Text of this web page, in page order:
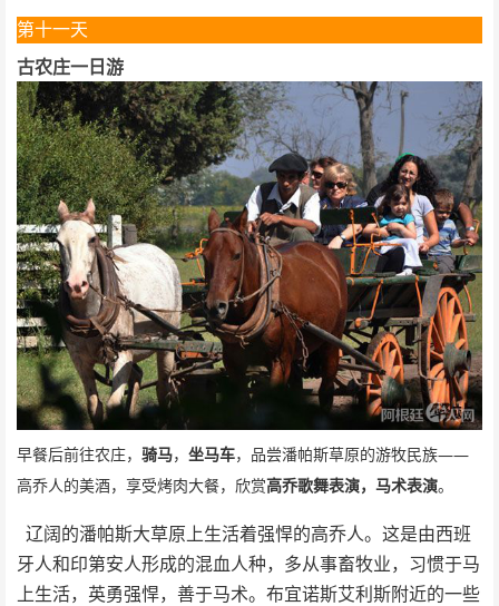
第十一天
古农庄一日游
早餐后前往农庄， 骑马， 坐马车，品尝潘帕斯草原的游牧民族——
高乔人的美酒，享受烤肉大餐，欣赏高乔歌舞表演，马术表演。
辽阔的潘帕斯大草原上生活着强悍的高乔人。这是由西班
牙人和印第安人形成的混血人种，多从事畜牧业，习惯于马
上生活，英勇强悍，善于马术。布宜诺斯艾利斯附近的一些